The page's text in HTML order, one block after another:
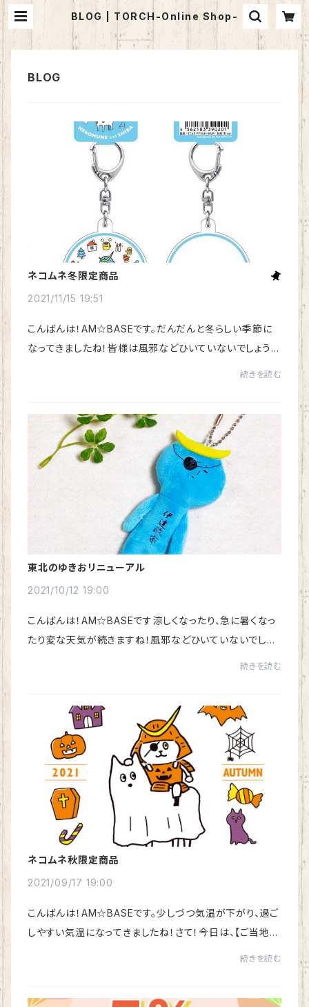
BLOG | TORCH-Online Shop-
ネコムネ冬限定商品
2021/11/15 19:51
こんばんは！AM☆BASEです。だんだんと冬らしい季節に
なってきましたね！皆様は風邪などひいていないでしょう
続きを読む
東北のゆきおリニューアル
2021/10/12 19:00
こんばんは！AM☆BASEです涼しくなったり、急に暑くなっ
たり変な天気が続きますね！風邪などひいていないでしょ
続きを読む
ネコムネ秋限定商品
2021/09/17 19:00
こんばんは！AM☆BASEです。少しづつ気温が下がり、過ご
しやすい気温になってきましたね！さて！今日は、【ご当地秋
続きを読む